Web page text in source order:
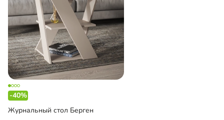
-40%
Журнальный стол Берген